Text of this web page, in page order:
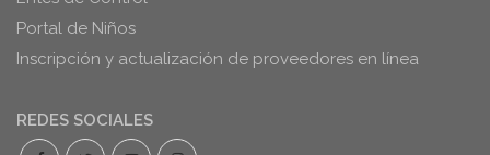
Portal de Niños
Inscripción y actualización de proveedores en línea
REDES SOCIALES